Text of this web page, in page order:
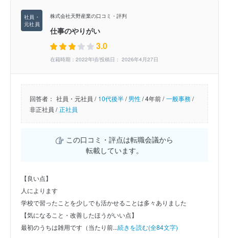
株式会社天野産業の口コミ・評判
仕事のやりがい
3.0
在籍時期：2022年頃/投稿日： 2026年4月27日
回答者： 社員・元社員 / 10代後半/男性/4年前 / 一般事務/
非正社員 / 正社員
この口コミ・評点は転職会議から
転載しています。
【良い点】
人によります
学校で習ったことを少しでも活かせることは多々ありました
【気になること・改善したほうがいい点】
最初のうちは雑用です（当たり前...続きを読む(全84文字)